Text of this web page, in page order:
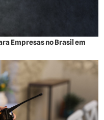
Empresas no Brasil em